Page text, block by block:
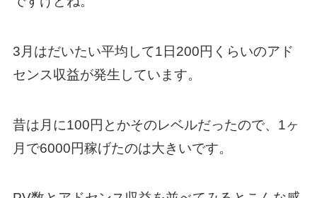
3月はだいたい平均して1日200円くらいのアド
センス収益が発生しています。
昔は月に100円とかそのレベルだったので、1ヶ
月で6000円稼げたのは大きいです。